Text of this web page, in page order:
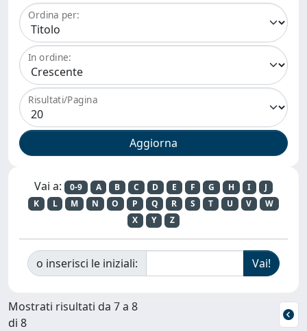
Ordina per:
In ordine:
Risultati/Pagina
Vai a: 0-9 A B C D E F G H I
J
K
L M N O P Q R S T U V
W
X
Y Z
o inserisci le iniziali:
Mostrati risultati da 7 a 8
di 8